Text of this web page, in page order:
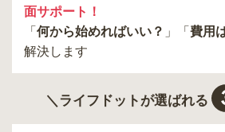
面サポート！
「 何から始めればいい？ 」「 費用
解決します
＼ライフドットが選ばれる